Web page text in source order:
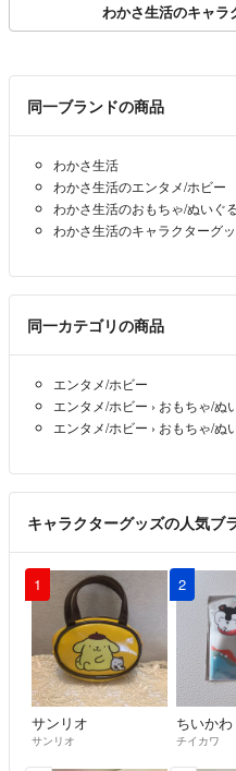
わかさ生活のキャラ
同一ブランドの商品
わかさ生活
わかさ生活のエンタメ/ホビー
わかさ生活のおもちゃ/ぬいぐ
わかさ生活のキャラクターグ
同一カテゴリの商品
エンタメ/ホビー
エンタメ/ホビー › おもちゃ/ぬ
エンタメ/ホビー › おもちゃ/ぬ
キャラクターグッズの人気ブ
1
サンリオ
サンリオ
2
ちいかわ
チイカワ